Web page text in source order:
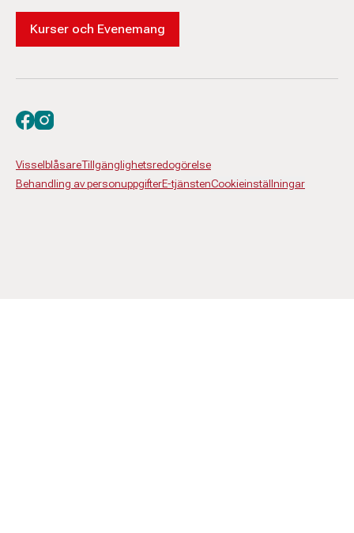
Kurser och Evenemang
VisselblåsareTillgänglighetsredogörelse
Behandling av personuppgifterE-tjänstenCookieinställningar
Besök oss på facebook
Besök oss på instagram